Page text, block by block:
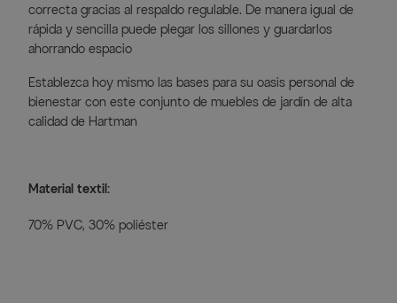
correcta gracias al respaldo regulable. De manera igual de
rápida y sencilla puede plegar los sillones y guardarlos
ahorrando espacio
Establezca hoy mismo las bases para su oasis personal de
bienestar con este conjunto de muebles de jardín de alta
calidad de Hartman
Material textil:
70% PVC, 30% poliéster